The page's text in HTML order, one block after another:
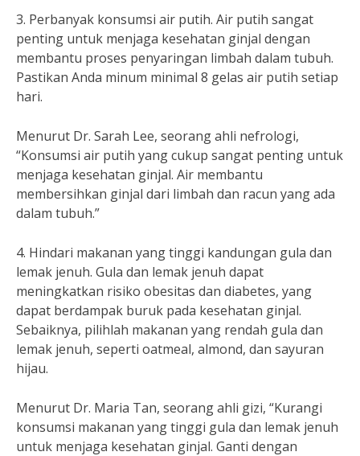
3. Perbanyak konsumsi air putih. Air putih sangat
penting untuk menjaga kesehatan ginjal dengan
membantu proses penyaringan limbah dalam tubuh.
Pastikan Anda minum minimal 8 gelas air putih setiap
hari.
Menurut Dr. Sarah Lee, seorang ahli nefrologi,
“Konsumsi air putih yang cukup sangat penting untuk
menjaga kesehatan ginjal. Air membantu
membersihkan ginjal dari limbah dan racun yang ada
dalam tubuh.”
4. Hindari makanan yang tinggi kandungan gula dan
lemak jenuh. Gula dan lemak jenuh dapat
meningkatkan risiko obesitas dan diabetes, yang
dapat berdampak buruk pada kesehatan ginjal.
Sebaiknya, pilihlah makanan yang rendah gula dan
lemak jenuh, seperti oatmeal, almond, dan sayuran
hijau.
Menurut Dr. Maria Tan, seorang ahli gizi, “Kurangi
konsumsi makanan yang tinggi gula dan lemak jenuh
untuk menjaga kesehatan ginjal. Ganti dengan